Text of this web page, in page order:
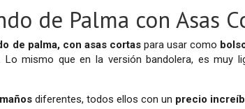
de Palma con Asas
de palma, con asas cortaspara usar como
Lo mismo que en la versión bandolera, es muy
diferentes, todos ellos con un precio